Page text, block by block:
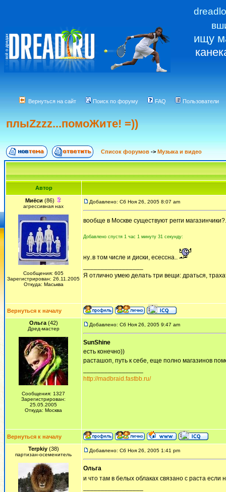
ищу
Вернуться на сайт Поиск по форуму FAQ Пользователи
плыZzzz...помоЖите! =))
Список форумов -> Музыка и видео
Автор
Миёси (86)
агрессивная нах
Сообщения: 605
Зарегистрирован: 26.11.2005
Откуда: Маськва
Добавлено: Сб Ноя 26, 2005 8:07 am
вообще в Москве существуют регги
Добавлено спустя 1 час 1 минуту 31 секунду:
ну..в том числе и диски, есессна..
Я отлично умею делать три вещи: драться,
Вернуться к началу
Ольга(42)
Дред-мастер
Сообщения: 1327
Зарегистрирован:
25.05.2005
Откуда: Москва
Добавлено: Сб Ноя 26, 2005 9:47 am
SunShine
есть конечно))
расташоп, путь к себе, еще полно магазинов
http://madbraid.fastbb.ru/
Вернуться к началу
Terpkiy(38)
партизан-осеменитель
Добавлено: Сб Ноя 26, 2005 1:41 pm
Ольга
и что там в белых облаках связано с раста если